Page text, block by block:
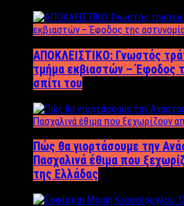
ΑΠΟΚΛΕΙΣΤΙΚΟ: Γνωστός
τμήμα εκβιαστών – Έφοδος
σπίτι του
Πώς θα γιορτάσουμε την
Πασχαλινά έθιμα που
της Ελλάδας